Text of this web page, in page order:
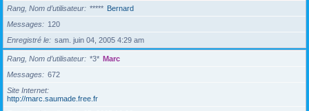
Rang, Nom d’utilisateur ***** Bernard
Messages
120
Enregistré le
sam. juin 04, 2005 4:29 am
Rang, Nom d’utilisateur *3* Marc
Messages
672
Site Internet
http://marc.saumade.free.fr